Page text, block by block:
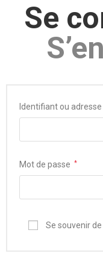
Se
Identifiant ou
Mot de passe *
Se souvenir